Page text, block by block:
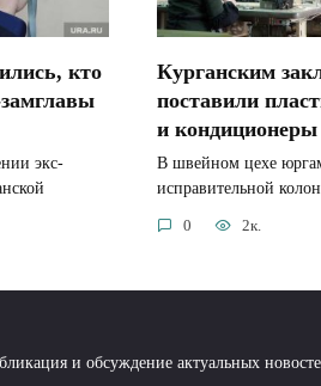
кто
экс-
Курганским
поставили
и кондиционеры
В швейном цехе
исправительной
0 2к.
и обсуждение актуальных